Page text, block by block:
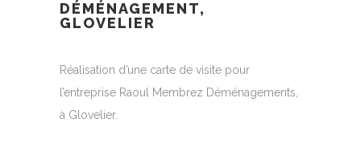
DÉMÉNAGEMENT,
GLOVELIER
Réalisation d’une carte de visite pour
l’entreprise Raoul Membrez Déménagements,
à Glovelier.